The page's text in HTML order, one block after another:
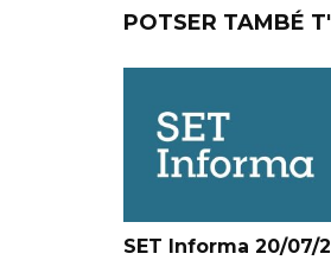
POTSER TAMBÉ
SET Informa 20/07/